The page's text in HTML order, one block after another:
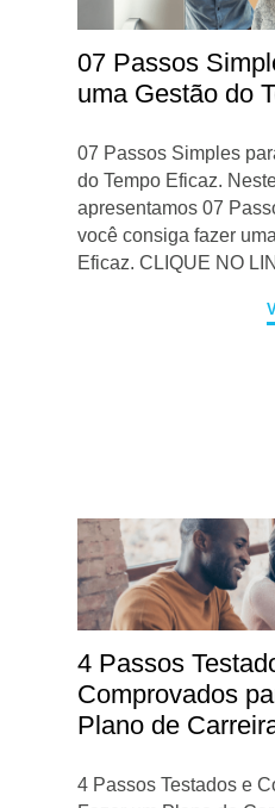
07 Passos
uma Gestão do
07 Passos Simples
do Tempo Eficaz.
apresentamos 07
você consiga fazer
Eficaz. CLIQUE NO
4 Passos
Comprovados
Plano de
4 Passos Testados e